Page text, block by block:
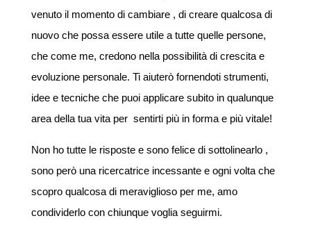
venuto il momento di cambiare , di creare qualcosa di
nuovo che possa essere utile a tutte quelle persone,
che come me, credono nella possibilità di crescita e
evoluzione personale. Ti aiuterò fornendoti strumenti,
idee e tecniche che puoi applicare subito in qualunque
area della tua vita per sentirti più in forma e più vitale!
Non ho tutte le risposte e sono felice di sottolinearlo ,
sono però una ricercatrice incessante e ogni volta che
scopro qualcosa di meraviglioso per me, amo
condividerlo con chiunque voglia seguirmi.